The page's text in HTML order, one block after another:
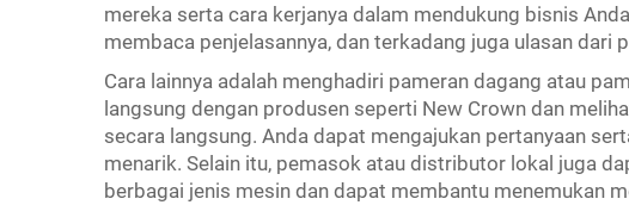
mereka serta cara kerjanya dalam mendukung bisnis
membaca penjelasannya, dan terkadang juga ulasan dari
Cara lainnya adalah menghadiri pameran dagang atau
langsung dengan produsen seperti New Crown dan
secara langsung. Anda dapat mengajukan pertanyaan
menarik. Selain itu, pemasok atau distributor lokal juga
berbagai jenis mesin dan dapat membantu menemukan